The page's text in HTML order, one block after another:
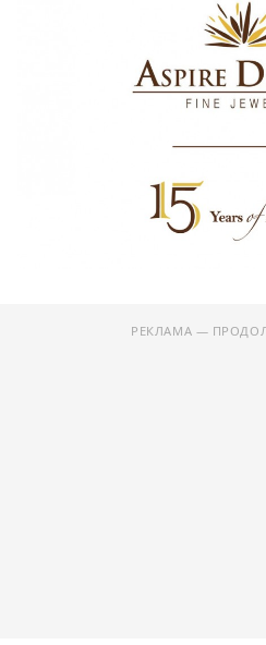
РЕКЛАМА —